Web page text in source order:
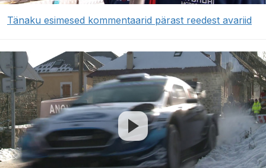
Tänaku esimesed kommentaarid pärast reedest avariid